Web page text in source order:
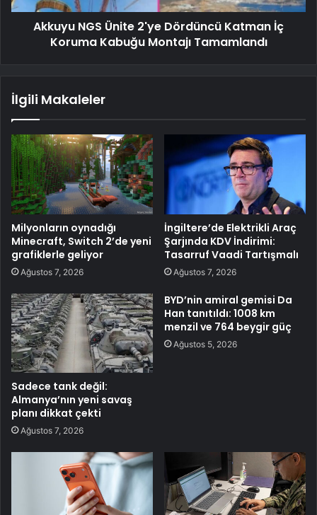
Akkuyu NGS Ünite 2'ye Dördüncü Katman İç
Koruma Kabuğu Montajı Tamamlandı
İlgili Makaleler
Milyonların oynadığı
Minecraft, Switch 2’de yeni
grafiklerle geliyor
Ağustos 7, 2026
İngiltere’de Elektrikli Araç
Şarjında KDV İndirimi:
Tasarruf Vaadi Tartışmalı
Ağustos 7, 2026
Sadece tank değil:
Almanya’nın yeni savaş
planı dikkat çekti
Ağustos 7, 2026
BYD’nin amiral gemisi Da
Han tanıtıldı: 1008 km
menzil ve 764 beygir güç
Ağustos 5, 2026